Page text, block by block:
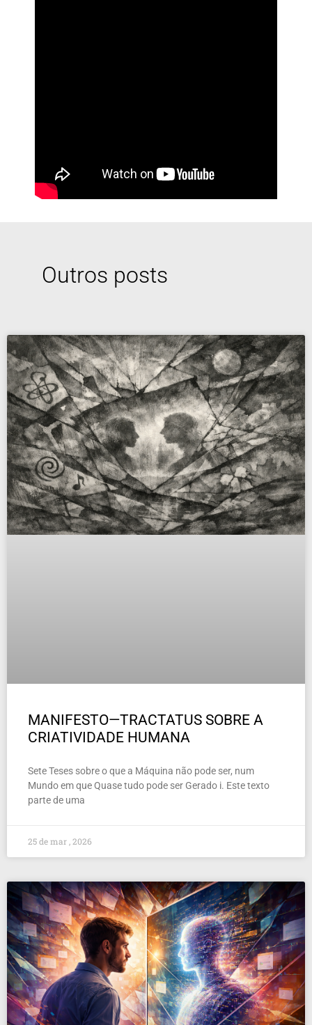
Outros posts
MANIFESTO—TRACTATUS SOBRE A
CRIATIVIDADE HUMANA
Sete Teses sobre o que a Máquina não pode ser, num
Mundo em que Quase tudo pode ser Gerado i. Este texto
parte de uma
25 de mar , 2026